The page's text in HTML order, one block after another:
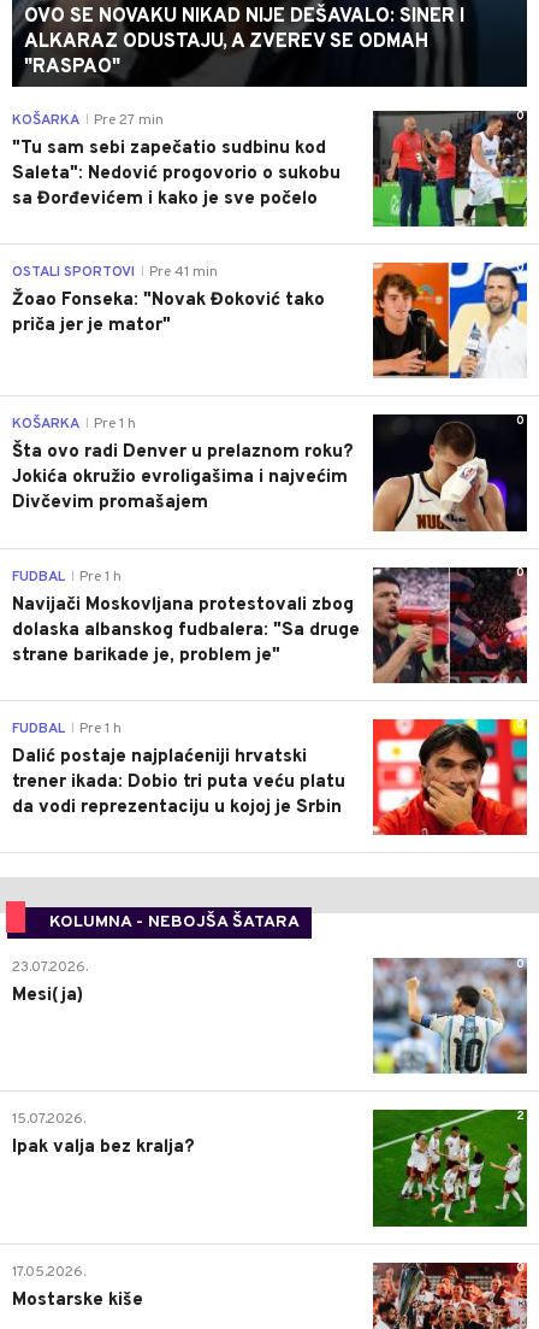
OVO SE NOVAKU NIKAD NIJE DEŠAVALO: SINER I
ALKARAZ ODUSTAJU, A ZVEREV SE ODMAH
"RASPAO"
0
KOŠARKA Pre 27 min
"Tu sam sebi zapečatio sudbinu kod
Saleta": Nedović progovorio o sukobu
sa Đorđevićem i kako je sve počelo
0
OSTALI SPORTOVI Pre 41 min
Žoao Fonseka: "Novak Đoković tako
priča jer je mator"
0
KOŠARKA Pre 1 h
Šta ovo radi Denver u prelaznom roku?
Jokića okružio evroligašima i najvećim
Divčevim promašajem
0
FUDBAL Pre 1 h
Navijači Moskovljana protestovali zbog
dolaska albanskog fudbalera: "Sa druge
strane barikade je, problem je"
0
FUDBAL Pre 1 h
Dalić postaje najplaćeniji hrvatski
trener ikada: Dobio tri puta veću platu
da vodi reprezentaciju u kojoj je Srbin
KOLUMNA - NEBOJŠA ŠATARA
0
23.07.2026.
Mesi(ja)
2
15.07.2026.
Ipak valja bez kralja?
0
17.05.2026.
Mostarske kiše